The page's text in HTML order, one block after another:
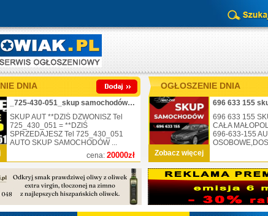
DNIA
cena: 20000zł
_725-430-051_skup samochodów_nr.1
SKUP AUT **DZIŚ DZWONISZ Tel
725_430_051 = **DZIŚ
SPRZEDAJESZ Tel 725_430_051
AUTO SKUP SAMOCHODÓW ...
OGŁOSZENIE DNIA
Zobacz więcej
696 633 155
696 633 155
CAŁA
696-633-155